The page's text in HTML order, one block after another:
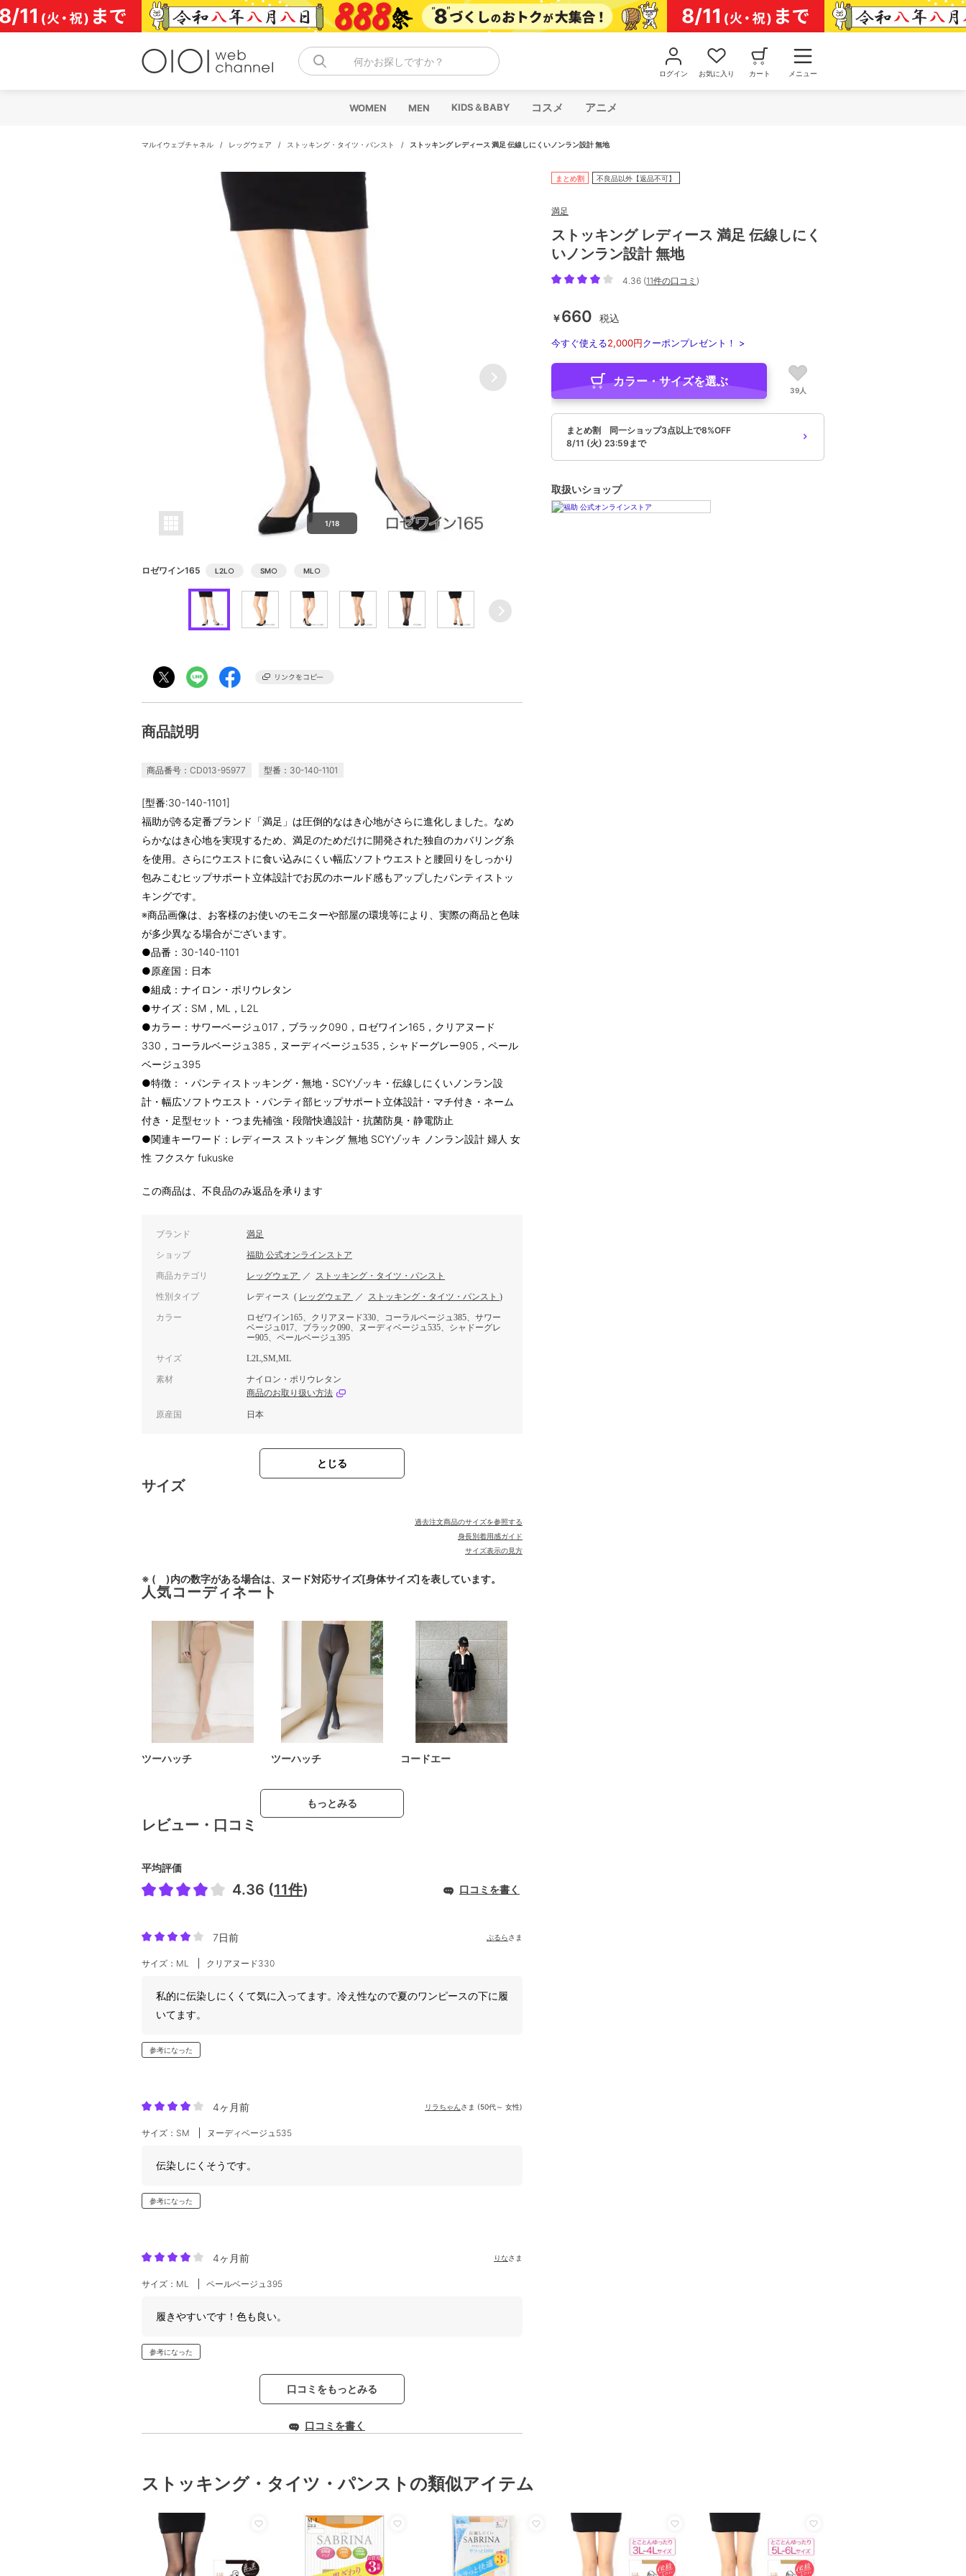
コ
ン
テ
何かお探しですか？
ログイン お気に入り カート メニュー
WOMEN MEN KIDS＆BABY コスメ アニメ
マルイウェブチャネル / レッグウェア / ストッキング・タイツ・パンスト / ストッキング レディース 満足 伝線しにくいノンラン設計 無地
1/18
ロゼワイン165 L2L ○ SM○ ML ○
商品説明
商品番号：CD013-95977 型番：30-140-1101
[型番:30-140-1101]
福助が誇る定番ブランド「満足」は圧倒的なはき心地がさらに進化しました。なめ
らかなはき心地を実現するため、満足のためだけに開発された独自のカバリング糸
を使用。さらにウエストに食い込みにくい幅広ソフトウエストと腰回りをしっかり
包みこむヒップサポート立体設計でお尻のホールド感もアップしたパンティストッ
キングです。
※商品画像は、お客様のお使いのモニターや部屋の環境等により、実際の商品と色味
が多少異なる場合がございます。
●品番：30-140-1101
●原産国：日本
●組成：ナイロン・ポリウレタン
●サイズ：SM，ML，L2L
●カラー：サワーベージュ017，ブラック090，ロゼワイン165，クリアヌード
330，コーラルベージュ385，ヌーディベージュ535，シャドーグレー905，ペール
ベージュ395
●特徴：・パンティストッキング・無地・SCYゾッキ・伝線しにくいノンラン設
計・幅広ソフトウエスト・パンティ部ヒップサポート立体設計・マチ付き・ネーム
付き・足型セット・つま先補強・段階快適設計・抗菌防臭・静電防止
●関連キーワード：レディース ストッキング 無地 SCYゾッキ ノンラン設計 婦人 女
性 フクスケ fukuske
この商品は、不良品のみ返品を承ります
ブランド 満足
ショップ 福助 公式オンラインストア
商品カテゴリ レッグウェア ／ ストッキング・タイツ・パンスト
性別タイプ レディース ( レッグウェア ／ ストッキング・タイツ・パンスト )
カラー
ロゼワイン165、クリアヌード330、コーラルベージュ385、サワー
ベージュ017、ブラック090、ヌーディベージュ535、シャドーグレ
ー905、ペールベージュ395
サイズ L2L,SM,ML
素材
ナイロン・ポリウレタン
商品のお取り扱い方法
原産国 日本
とじる
サイズ
過去注文商品のサイズを参照する
身長別着用感ガイド
サイズ表示の見方
※ ( )内の数字がある場合は、ヌード対応サイズ[身体サイズ]を表しています。
人気コーディネート
ツーハッチ ツーハッチ コードエー
もっとみる
レビュー・口コミ
平均評価
4.36 (11件) 口コミを書く
7日前 ぷるらさま
サイズ：ML クリアヌード330
私的に伝染しにくくて気に入ってます。冷え性なので夏のワンピースの下に履
いてます。
参考になった
4ヶ月前 リラちゃん さま (50代～ 女性)
サイズ：SM ヌーディベージュ535
伝染しにくそうです。
参考になった
4ヶ月前 りなさま
サイズ：ML ペールベージュ395
履きやすいです！色も良い。
参考になった
口コミをもっとみる
口コミを書く
まとめ割 不良品以外【返品不可】
満足
ストッキング レディース 満足 伝線しにく
いノンラン設計 無地
4.36 (11件の口コミ )
￥660 税込
今すぐ使える2,000円クーポンプレゼント！ >
カラー・サイズを選ぶ
39人
まとめ割 同一ショップ3点以上で8%OFF
8/11 (火) 23:59まで
取扱いショップ
ストッキング・タイツ・パンストの類似アイテム